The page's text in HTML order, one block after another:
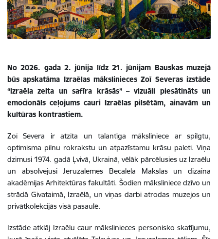
No 2026. gada 2. jūnija līdz 21. jūnijam Bauskas muzejā
būs apskatāma Izraēlas mākslinieces Zoī Severas izstāde
“Izraēla zelta un safīra krāsās”–vizuāli piesātināts un
emocionāls ceļojums cauri Izraēlas pilsētām, ainavām un
kultūras kontrastiem.
Zoī Severa ir atzīta un talantīga māksliniece ar spilgtu,
optimisma pilnu rokrakstu un atpazīstamu krāsu paleti. Viņa
dzimusi 1974. gadā Ļvivā, Ukrainā, vēlāk pārcēlusies uz Izraēlu
un absolvējusi Jeruzalemes Becalela Mākslas un dizaina
akadēmijas Arhitektūras fakultāti. Šodien māksliniece dzīvo un
strādā Givataimā, Izraēlā, un viņas darbi atrodas muzejos un
privātkolekcijās visā pasaulē.
Izstāde atklāj Izraēlu caur mākslinieces personisko skatījumu,